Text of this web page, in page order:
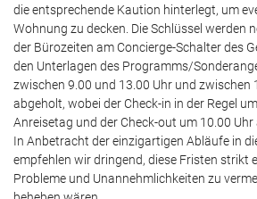
die entsprechende Kaution hinterlegt, um
Wohnung zu decken. Die Schlüssel werden
der Bürozeiten am Concierge-Schalter des
den Unterlagen des Programms/
zwischen 9.00 und 13.00 Uhr und zwischen
abgeholt, wobei der Check-in in der Regel
Anreisetag und der Check-out um 10.00
In Anbetracht der einzigartigen Abläufe in
empfehlen wir dringend, diese Fristen strikt
Probleme und Unannehmlichkeiten zu